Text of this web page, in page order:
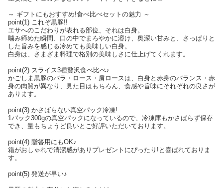
～ ギフトにもおすすめ!食べ比べセットの魅力 ～
point(1) これぞ黒豚!!
エサへのこだわりが表れる部位、それは白身。
噛み締めた瞬間、口の中でまろやかに溶け、奥深い甘みと、さっぱりと
した旨みを感じる冷めても美味しい白身。
白身は、さまざま料理で格別の美味しさに仕上げてくれます。
point(2) スライス3種贅沢食べ比べ♪
かごしま黒豚のバラ・ロース・肩ロースは、白身と赤身のバランス・赤
身の肉質が異なり、見た目はもちろん、食感や旨味にそれぞれの良さが
あります。
point(3) かさばらない真空パック冷凍!
1パック300gの真空パックになっているので、冷凍庫もかさばらず保存
でき、量もちょうど良いとご好評いただいております。
point(4) 贈答用にもOK♪
箱がおしゃれで清潔感がありプレゼントにぴったり!と喜ばれておりま
す。
point(5) 発送が早い♪